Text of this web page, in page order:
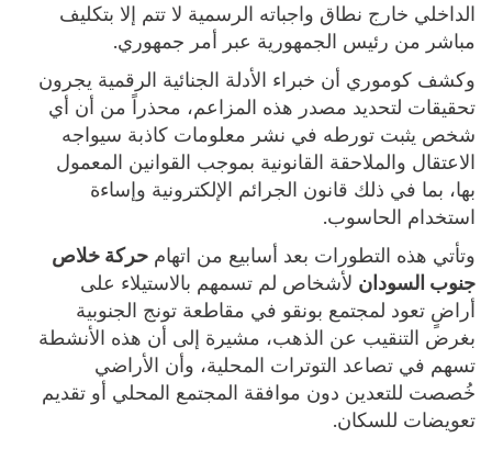
الداخلي خارج نطاق واجباته الرسمية لا تتم إلا بتكليف
مباشر من رئيس الجمهورية عبر أمر جمهوري.
وكشف كوموري أن خبراء الأدلة الجنائية الرقمية يجرون
تحقيقات لتحديد مصدر هذه المزاعم، محذراً من أن أي
شخص يثبت تورطه في نشر معلومات كاذبة سيواجه
الاعتقال والملاحقة القانونية بموجب القوانين المعمول
بها، بما في ذلك قانون الجرائم الإلكترونية وإساءة
استخدام الحاسوب.
وتأتي هذه التطورات بعد أسابيع من اتهام حركة خلاص
جنوب السودان لأشخاص لم تسمهم بالاستيلاء على
أراضٍ تعود لمجتمع بونقو في مقاطعة تونج الجنوبية
بغرض التنقيب عن الذهب، مشيرة إلى أن هذه الأنشطة
تسهم في تصاعد التوترات المحلية، وأن الأراضي
خُصصت للتعدين دون موافقة المجتمع المحلي أو تقديم
تعويضات للسكان.